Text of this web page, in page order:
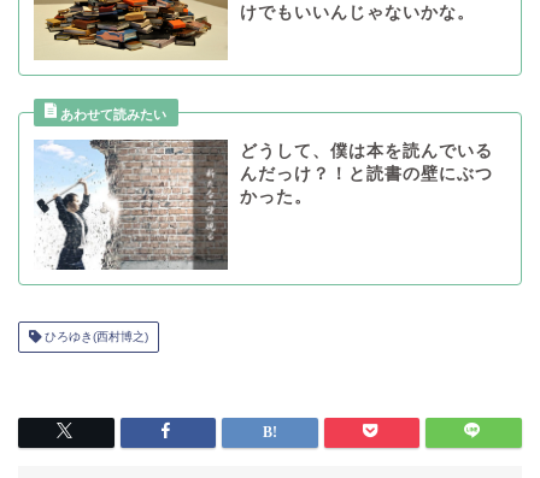
けでもいいんじゃないかな。
どうして、僕は本を読んでいる
んだっけ？！と読書の壁にぶつ
かった。
ひろゆき(西村博之)